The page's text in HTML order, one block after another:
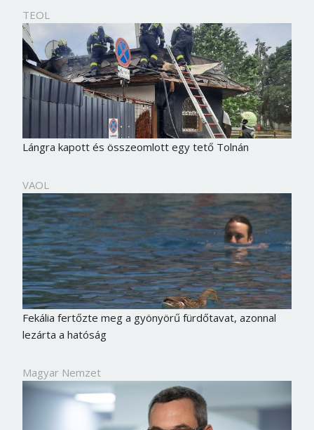
TEOL
Lángra kapott és összeomlott egy tető Tolnán
VAOL
Fekália fertőzte meg a gyönyörű fürdőtavat, azonnal
lezárta a hatóság
Magyar Nemzet